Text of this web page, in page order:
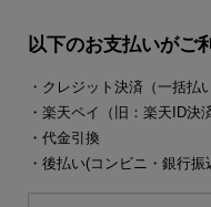
以下のお支払いがご
・クレジット決済（一括払い
・楽天ペイ（旧：楽天ID決済
・代金引換
・後払い(コンビニ・銀行